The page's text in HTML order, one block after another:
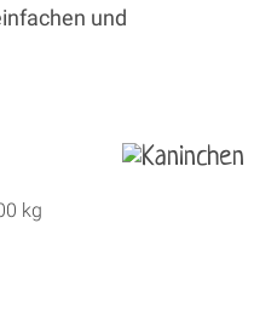
und
kg